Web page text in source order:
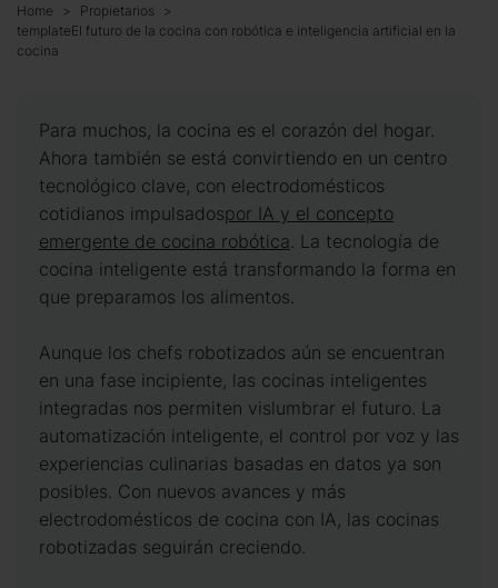
Home
Propietarios
templateEl futuro de la cocina con robótica e inteligencia artificial en la
cocina
Para muchos, la cocina es el corazón del hogar.
Ahora también se está convirtiendo en un centro
tecnológico clave, con electrodomésticos
cotidianos impulsadospor IA y el concepto
emergente de cocina robótica. La tecnología de
cocina inteligente está transformando la forma en
que preparamos los alimentos.
Aunque los chefs robotizados aún se encuentran
en una fase incipiente, las cocinas inteligentes
integradas nos permiten vislumbrar el futuro. La
automatización inteligente, el control por voz y las
experiencias culinarias basadas en datos ya son
posibles. Con nuevos avances y más
electrodomésticos de cocina con IA, las cocinas
robotizadas seguirán creciendo.